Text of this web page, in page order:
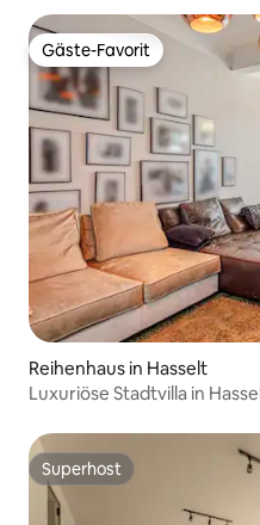
Gäste-Favorit
Gäste-Favorit
Reihenhaus in Hasselt
Luxuriöse Stadtvilla in
Superhost
Superhost